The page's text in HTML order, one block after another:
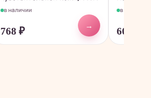
в наличии
768 ₽
→
в наличии
608